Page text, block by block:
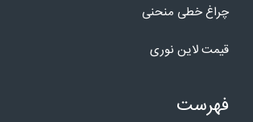
چراغ خطی منحنی
قیمت لاین نوری
فهرست